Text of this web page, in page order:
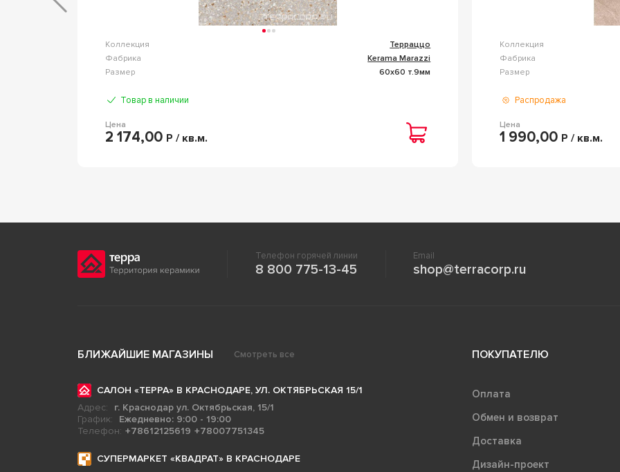
Коллекция
Терраццо
Фабрика
Kerama Marazzi
Размер
60x60 т.9мм
Товар в наличии
Цена
2 174,00 Р / кв.м.
Коллекция
Фабрика
Размер
Распродажа
Цена
1 990,00 Р / кв.м.
Телефон горячей линии
8 800 775-13-45
Email
shop@terracorp.ru
БЛИЖАЙШИЕ МАГАЗИНЫ Смотреть все
САЛОН «ТЕРРА» В КРАСНОДАРЕ, УЛ. ОКТЯБРЬСКАЯ 15/1
Адрес:
г. Краснодар ул. Октябрьская, 15/1
График:
Ежедневно: 9:00 - 19:00
Телефон: +78612125619 +78007751345
СУПЕРМАРКЕТ «КВАДРАТ» В КРАСНОДАРЕ
ПОКУПАТЕЛЮ
Оплата
Обмен и возврат
Доставка
Дизайн-проект